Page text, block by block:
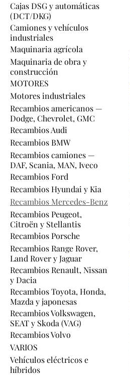
Cajas DSG y automáticas
(DCT/DKG)
Camiones y vehículos
industriales
Maquinaria agrícola
Maquinaria de obra y
construcción
MOTORES
Motores industriales
Recambios americanos —
Dodge, Chevrolet, GMC
Recambios Audi
Recambios BMW
Recambios camiones —
DAF, Scania, MAN, Iveco
Recambios Ford
Recambios Hyundai y Kia
Recambios Mercedes-Benz
Recambios Peugeot,
Citroën y Stellantis
Recambios Porsche
Recambios Range Rover,
Land Rover y Jaguar
Recambios Renault, Nissan
y Dacia
Recambios Toyota, Honda,
Mazda y japonesas
Recambios Volkswagen,
SEAT y Skoda (VAG)
Recambios Volvo
VARIOS
Vehículos eléctricos e
híbridos